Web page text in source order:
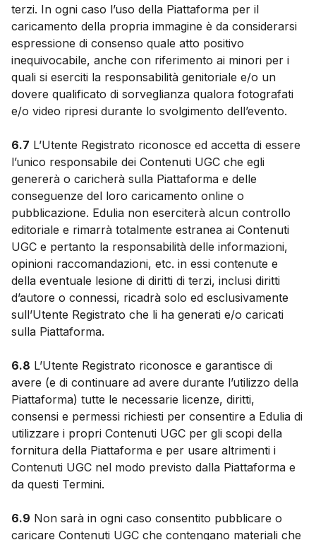
terzi. In ogni caso l’uso della Piattaforma per il
caricamento della propria immagine è da considerarsi
espressione di consenso quale atto positivo
inequivocabile, anche con riferimento ai minori per i
quali si eserciti la responsabilità genitoriale e/o un
dovere qualificato di sorveglianza qualora fotografati
e/o video ripresi durante lo svolgimento dell’evento.
6.7 L’Utente Registrato riconosce ed accetta di essere
l’unico responsabile dei Contenuti UGC che egli
genererà o caricherà sulla Piattaforma e delle
conseguenze del loro caricamento online o
pubblicazione. Edulia non eserciterà alcun controllo
editoriale e rimarrà totalmente estranea ai Contenuti
UGC e pertanto la responsabilità delle informazioni,
opinioni raccomandazioni, etc. in essi contenute e
della eventuale lesione di diritti di terzi, inclusi diritti
d’autore o connessi, ricadrà solo ed esclusivamente
sull’Utente Registrato che li ha generati e/o caricati
sulla Piattaforma.
6.8 L’Utente Registrato riconosce e garantisce di
avere (e di continuare ad avere durante l’utilizzo della
Piattaforma) tutte le necessarie licenze, diritti,
consensi e permessi richiesti per consentire a Edulia di
utilizzare i propri Contenuti UGC per gli scopi della
fornitura della Piattaforma e per usare altrimenti i
Contenuti UGC nel modo previsto dalla Piattaforma e
da questi Termini.
6.9 Non sarà in ogni caso consentito pubblicare o
caricare Contenuti UGC che contengano materiali che